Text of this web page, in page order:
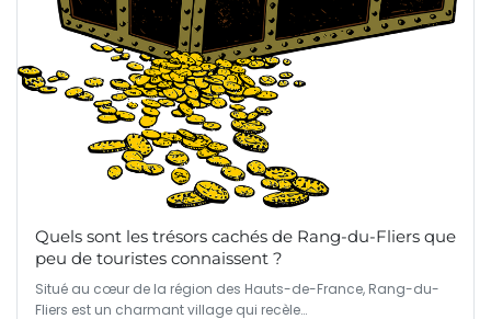
Quels sont les trésors cachés de Rang-du-Fliers que
peu de touristes connaissent ?
Situé au cœur de la région des Hauts-de-France, Rang-du-
Fliers est un charmant village qui recèle…